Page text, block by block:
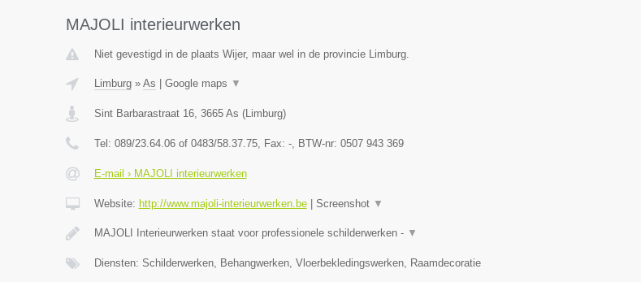
MAJOLI interieurwerken
Niet gevestigd in de plaats Wijer, maar wel in de provincie Limburg.
Limburg» As Google maps ▼
Sint Barbarastraat 16, 3665 As (Limburg)
Tel: 089/23.64.06 of 0483/58.37.75, Fax: -, BTW-nr: 0507 943 369
E-mail › MAJOLI interieurwerken
Website: http://www.majoli-interieurwerken.be| Screenshot ▼
MAJOLI Interieurwerken staat voor professionele schilderwerken - ▼
Diensten: Schilderwerken, Behangwerken, Vloerbekledingswerken, Raamdecoratie